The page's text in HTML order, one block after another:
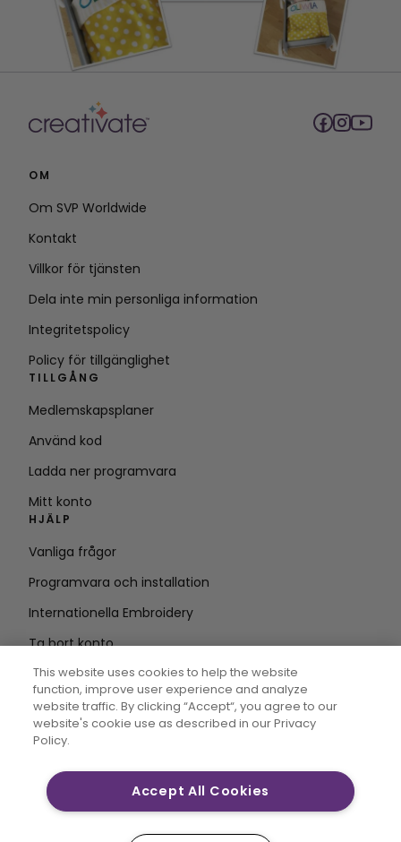
OM
Om SVP Worldwide
Kontakt
Villkor för tjänsten
Dela inte min personliga information
Integritetspolicy
Policy för tillgänglighet
TILLGÅNG
Medlemskapsplaner
Använd kod
Ladda ner programvara
Mitt konto
HJÄLP
Vanliga frågor
Programvara och installation
Internationella Embroidery
Ta bort konto
Ange e-
postadress
CREATIVATE MYSEWNET är varumärken som tillhör
This website uses cookies to help the website
function, improve user experience and analyze
website traffic. By clicking “Accept“, you agree to our
website's cookie use as described in our Privacy
Policy.
Accept All Cookies